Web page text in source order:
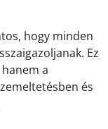
hogy minden
Ez
a
és